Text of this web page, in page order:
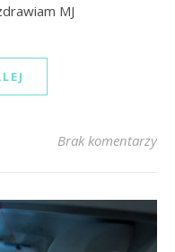
MJ
Brak komentarzy